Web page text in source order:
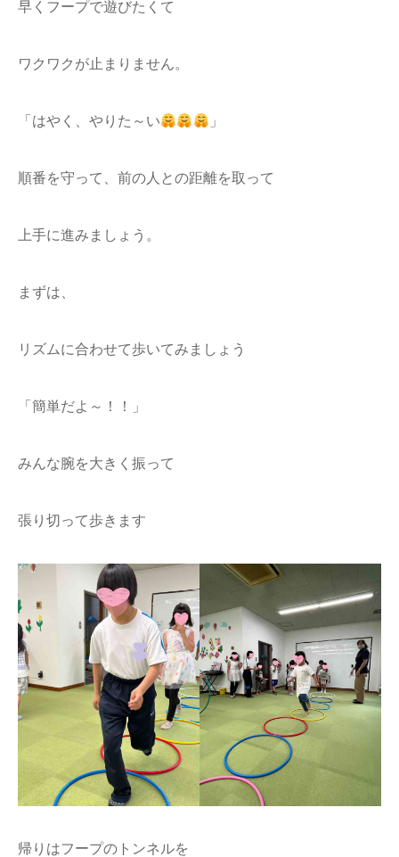
早くフープで遊びたくて
ワクワクが止まりません。
「はやく、やりた～い 」
順番を守って、前の人との距離を取って
上手に進みましょう。
まずは、
リズムに合わせて歩いてみましょう
「簡単だよ～！！」
みんな腕を大きく振って
張り切って歩きます
帰りはフープのトンネルを